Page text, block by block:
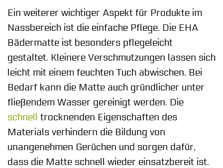
Ein weiterer wichtiger Aspekt für Produkte im
Nassbereich ist die einfache Pflege. Die EHA
Bädermatte ist besonders pflegeleicht
gestaltet. Kleinere Verschmutzungen lassen sich
leicht mit einem feuchten Tuch abwischen. Bei
Bedarf kann die Matte auch gründlicher unter
fließendem Wasser gereinigt werden. Die
schnell trocknenden Eigenschaften des
Materials verhindern die Bildung von
unangenehmen Gerüchen und sorgen dafür,
dass die Matte schnell wieder einsatzbereit ist.